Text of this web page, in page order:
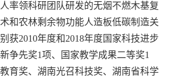
率领科研团队研发的无烟不燃木基复
和农林剩余物功能人造板低碳制造关
获2010年度和2018年度国家科技进步
争先奖1项、国家教学成果二等奖1
育奖、湖南光召科技奖、湖南省科学